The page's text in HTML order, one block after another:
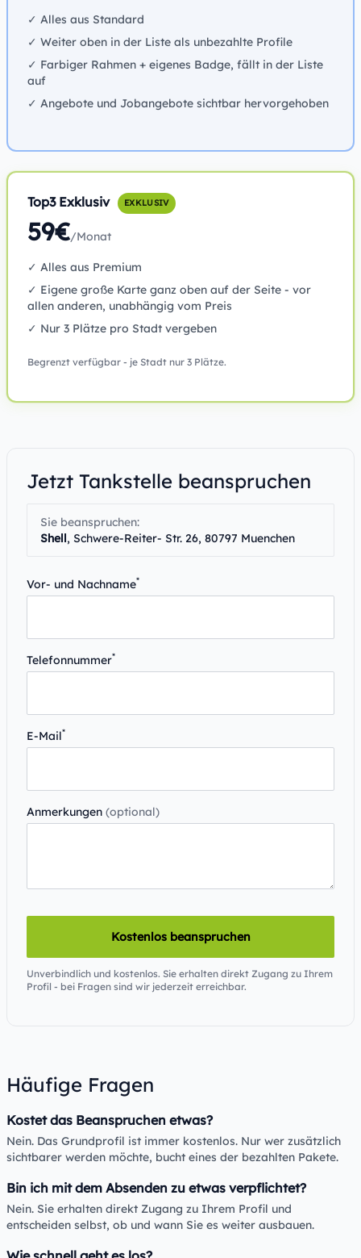
✓ Alles aus Standard
✓ Weiter oben in der Liste als unbezahlte Profile
✓ Farbiger Rahmen + eigenes Badge, fällt in der Liste
auf
✓ Angebote und Jobangebote sichtbar hervorgehoben
Top3 Exklusiv EXKLUSIV
59€/Monat
✓ Alles aus Premium
✓ Eigene große Karte ganz oben auf der Seite - vor
allen anderen, unabhängig vom Preis
✓ Nur 3 Plätze pro Stadt vergeben
Begrenzt verfügbar - je Stadt nur 3 Plätze.
Jetzt Tankstelle beanspruchen
Sie beanspruchen:
Shell, Schwere-Reiter- Str. 26, 80797 Muenchen
Vor- und Nachname*
Telefonnummer*
E-Mail*
Anmerkungen (optional)
Kostenlos beanspruchen
Unverbindlich und kostenlos. Sie erhalten direkt Zugang zu Ihrem
Profil - bei Fragen sind wir jederzeit erreichbar.
Häufige Fragen
Kostet das Beanspruchen etwas?
Nein. Das Grundprofil ist immer kostenlos. Nur wer zusätzlich
sichtbarer werden möchte, bucht eines der bezahlten Pakete.
Bin ich mit dem Absenden zu etwas verpflichtet?
Nein. Sie erhalten direkt Zugang zu Ihrem Profil und
entscheiden selbst, ob und wann Sie es weiter ausbauen.